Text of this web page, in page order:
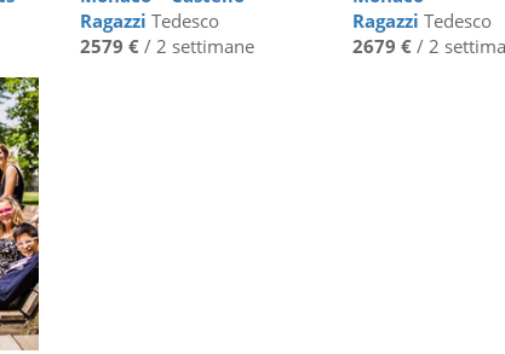
Ragazzi Tedesco
2579 € / 2 settimane
Ragazzi Tedesco
2679 € / 2